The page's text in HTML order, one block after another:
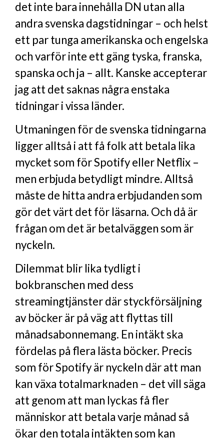
det inte bara innehålla DN utan alla
andra svenska dagstidningar – och helst
ett par tunga amerikanska och engelska
och varför inte ett gäng tyska, franska,
spanska och ja – allt. Kanske accepterar
jag att det saknas några enstaka
tidningar i vissa länder.
Utmaningen för de svenska tidningarna
ligger alltså i att få folk att betala lika
mycket som för Spotify eller Netflix –
men erbjuda betydligt mindre. Alltså
måste de hitta andra erbjudanden som
gör det värt det för läsarna. Och då är
frågan om det är betalväggen som är
nyckeln.
Dilemmat blir lika tydligt i
bokbranschen med dess
streamingtjänster där styckförsäljning
av böcker är på väg att flyttas till
månadsabonnemang. En intäkt ska
fördelas på flera lästa böcker. Precis
som för Spotify är nyckeln där att man
kan växa totalmarknaden – det vill säga
att genom att man lyckas få fler
människor att betala varje månad så
ökar den totala intäkten som kan